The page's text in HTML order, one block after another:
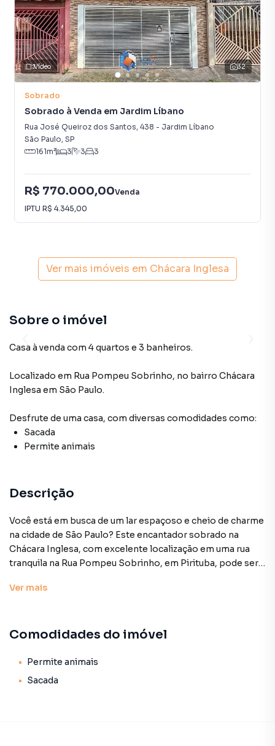
32
Vídeo
Sobrado
Sobrado à Venda em Jardim Líbano
Rua José Queiroz dos Santos, 438 - Jardim Líbano
São Paulo, SP
161m² 3 3 3
R$ 770.000,00Venda
IPTU R$ 4.345,00
Ver mais imóveis em Chácara Inglesa
Sobre o imóvel
Casa à venda com 4 quartos e 3 banheiros.
Localizado em Rua Pompeu Sobrinho, no bairro Chácara
Inglesa em São Paulo.
Desfrute de uma casa, com diversas comodidades como:
Sacada
Permite animais
Descrição
Você está em busca de um lar espaçoso e cheio de charme
na cidade de São Paulo? Este encantador sobrado na
Chácara Inglesa, com excelente localização em uma rua
tranquila na Rua Pompeu Sobrinho, em Pirituba, pode ser a
quadrados de área útil, esta casa de vila contemporânea
entrada, seguido por uma cozinha grande e bem equipada,
com armários embutidos. A propriedade conta com três
Ver mais
Comodidades do imóvel
Permite animais
Sacada